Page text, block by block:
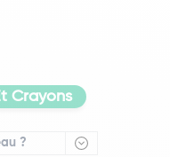
Crayons
?